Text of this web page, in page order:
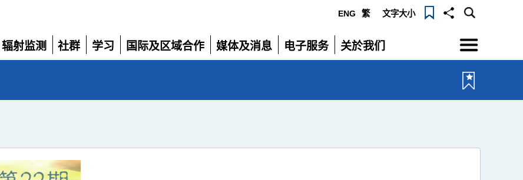
ENG 繁 文字大小
辐射监测
展
社群
展
学习
展
国际及区域合作
展
媒体及消息
展
电子服务
展
关於我们
展
选
单